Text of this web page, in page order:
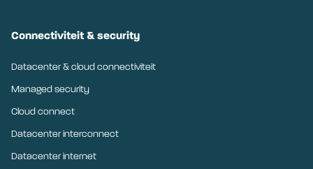
Connectiviteit & security
Datacenter & cloud connectiviteit
Managed security
Cloud connect
Datacenter interconnect
Datacenter internet